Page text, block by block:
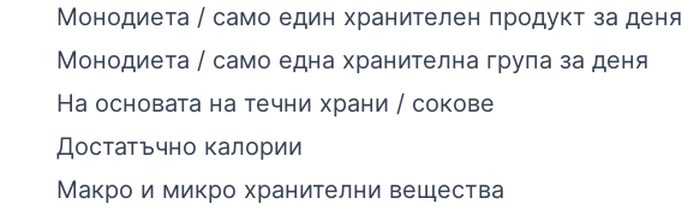
Монодиета / само един хранителен продукт за деня
Монодиета / само една хранителна група за деня
На основата на течни храни / сокове
Достатъчно калории
Макро и микро хранителни вещества